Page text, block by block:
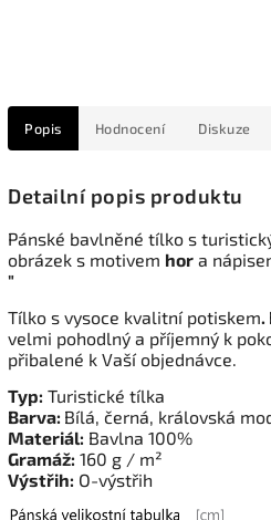
Popis Hodnocení Diskuze
Detailní popis produktu
Pánské bavlněné tílko s
obrázek s motivem hor a
"
Tílko s vysoce kvalitní potiskem.
velmi pohodlný a příjemný k
přibalené k Vaší objednávce.
Typ: Turistické tílka
Barva: Bílá, černá, královská
Materiál: Bavlna 100%
Gramáž: 160 g / m²
Výstřih: O-výstřih